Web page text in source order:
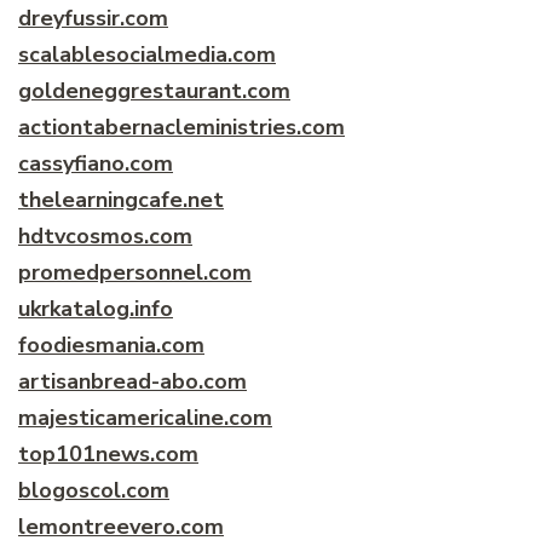
dreyfussir.com
scalablesocialmedia.com
goldeneggrestaurant.com
actiontabernacleministries.com
cassyfiano.com
thelearningcafe.net
hdtvcosmos.com
promedpersonnel.com
ukrkatalog.info
foodiesmania.com
artisanbread-abo.com
majesticamericaline.com
top101news.com
blogoscol.com
lemontreevero.com